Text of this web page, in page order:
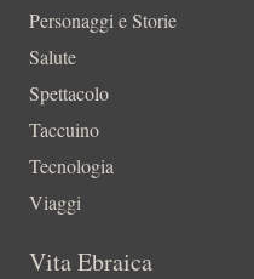
Personaggi e Storie
Salute
Spettacolo
Taccuino
Tecnologia
Viaggi
Vita Ebraica